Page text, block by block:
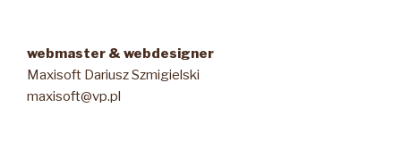
webmaster & webdesigner
Maxisoft Dariusz Szmigielski
maxisoft@vp.pl